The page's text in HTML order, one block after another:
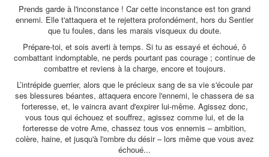
Prends garde à l'inconstance ! Car cette inconstance est ton grand
ennemi. Elle t'attaquera et te rejettera profondément, hors du Sentier
que tu foules, dans les marais visqueux du doute.
Prépare-toi, et sois averti à temps. Si tu as essayé et échoué, ô
combattant indomptable, ne perds pourtant pas courage ; continue de
combattre et reviens à la charge, encore et toujours.
L’intrépide guerrier, alors que le précieux sang de sa vie s'écoule par
ses blessures béantes, attaquera encore l'ennemi, le chassera de sa
forteresse, et, le vaincra avant d'expirer lui-même. Agissez donc,
vous tous qui échouez et souffrez, agissez comme lui, et de la
forteresse de votre Ame, chassez tous vos ennemis – ambition,
colère, haine, et jusqu'à l'ombre du désir – lors même que vous avez
échoué...